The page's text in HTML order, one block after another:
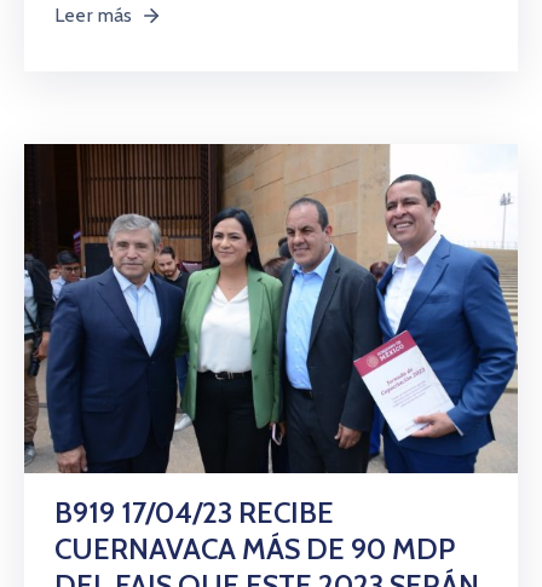
Leer más
B919 17/04/23 RECIBE
CUERNAVACA MÁS DE 90 MDP